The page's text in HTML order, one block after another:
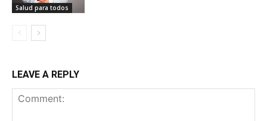
Salud para todos
LEAVE A REPLY